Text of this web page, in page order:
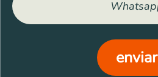
enviar